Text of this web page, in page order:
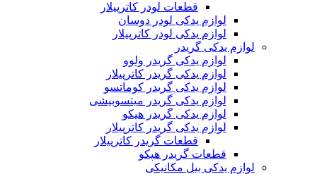
قطعات لودر کاترپیلار
لوازم یدکی لودر دوسان
لوازم یدکی لودر کاترپیلار
لوازم یدکی گریدر
لوازم یدکی گریدر ولوو
لوازم یدکی گریدر کاترپیلار
لوازم یدکی گریدر کوماتسو
لوازم یدکی گریدر میتسوبیشی
لوازم یدکی گریدر هپکو
لوازم یدکی گریدر کاترپیلار
قطعات گریدر کاترپیلار
قطعات گریدر هپکو
لوازم یدکی بیل مکانیکی